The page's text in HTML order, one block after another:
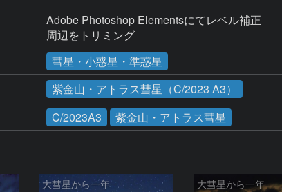
Adobe Photoshop Elementsにてレベル補正
周辺をトリミング
彗星・小惑星・準惑星
紫金山・アトラス彗星（C/2023 A3）
C/2023A3 紫金山・アトラス彗星
大彗星から一年 大彗星から一年